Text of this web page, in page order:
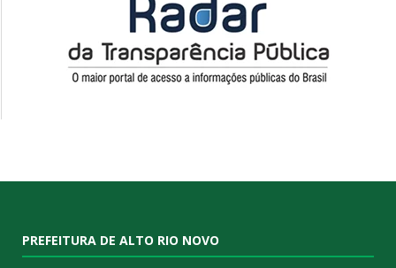
PREFEITURA DE ALTO RIO NOVO